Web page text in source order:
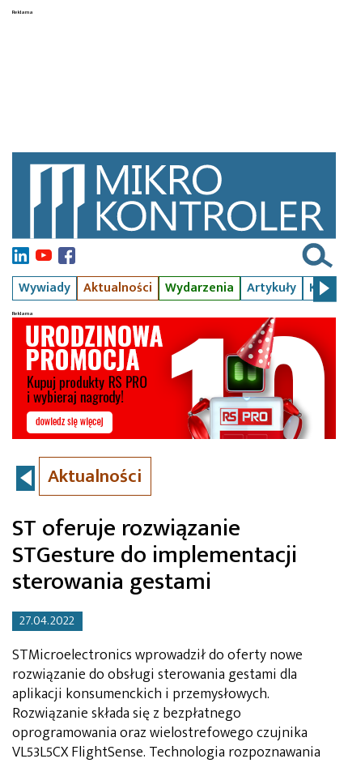
Wywiady Aktualności Wydarzenia Artykuły Kursy
Aktualności
ST oferuje rozwiązanie
STGesture do implementacji
sterowania gestami
27.04.2022
STMicroelectronics wprowadził do oferty nowe
rozwiązanie do obsługi sterowania gestami dla
aplikacji konsumenckich i przemysłowych.
Rozwiązanie składa się z bezpłatnego
oprogramowania oraz wielostrefowego czujnika
VL53L5CX FlightSense. Technologia rozpoznawania